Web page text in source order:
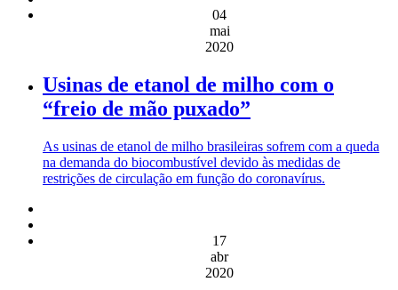
04
mai
2020
Usinas de etanol de milho com o
“freio de mão puxado”
As usinas de etanol de milho brasileiras sofrem com a queda
na demanda do biocombustível devido às medidas de
restrições de circulação em função do coronavírus.
17
abr
2020